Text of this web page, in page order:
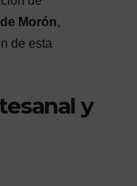
Morón,
de esta
y